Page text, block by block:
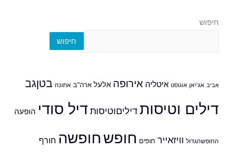
חיפוש
חיפוש
אביב אג'יאן אוגוסט איטליה אירופה אלעל ארה"ב אתונה בטןגב
דילים וטיסותדיליםוטיסותדיל סודי הופעה
החופשהגדול וויזאייר חופים חופשחופשה חורף